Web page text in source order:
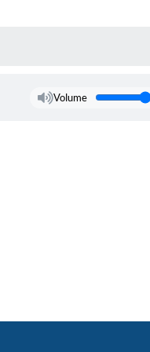
Volume